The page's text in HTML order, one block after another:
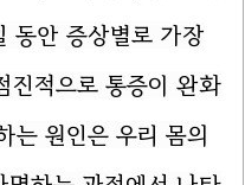
동안 증상별로 가장
진적으로 통증이 완화
는 원인은 우리 몸의